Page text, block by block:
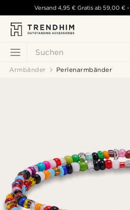
Suchen
Versand 4,95 € Gratis ab 59,00 € -
Armbänder Perlenarmbänder